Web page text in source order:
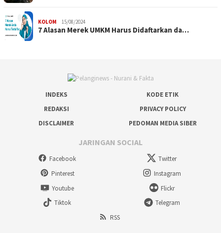
KOLOM 15/08/2024
7 Alasan Merek UMKM Harus Didaftarkan da…
INDEKS
KODE ETIK
REDAKSI
PRIVACY POLICY
DISCLAIMER
PEDOMAN MEDIA SIBER
JARINGAN SOCIAL
Facebook
Twitter
Pinterest
Instagram
Youtube
Flickr
Tiktok
Telegram
RSS